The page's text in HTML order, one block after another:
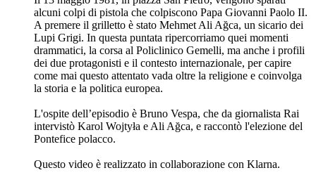
alcuni colpi di pistola che colpiscono Papa Giovanni Paolo II.
A premere il grilletto è stato Mehmet Ali Ağca, un sicario dei
Lupi Grigi. In questa puntata ripercorriamo quei momenti
drammatici, la corsa al Policlinico Gemelli, ma anche i profili
dei due protagonisti e il contesto internazionale, per capire
come mai questo attentato vada oltre la religione e coinvolga
la storia e la politica europea.
L'ospite dell’episodio è Bruno Vespa, che da giornalista Rai
intervistò Karol Wojtyła e Ali Ağca, e raccontò l'elezione del
Pontefice polacco.
Questo video è realizzato in collaborazione con Klarna.